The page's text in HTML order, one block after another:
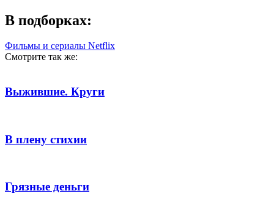
В подборках:
Фильмы и сериалы Netflix
Смотрите так же:
Выжившие. Круги
В плену стихии
Грязные деньги